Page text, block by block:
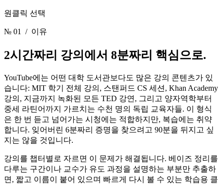
원클릭 선택
№ 01 / 이유
2시간짜리 강의에서 8분짜리 핵심으로.
YouTube에는 어떤 대학 도서관보다도 많은 강의 콘텐츠가 있
습니다: MIT 학기 전체 강의, 스탠퍼드 CS 세션, Khan Academy
강의, 지금까지 녹화된 모든 TED 강연, 그리고 양자역학부터
중세 라틴어까지 가르치는 수천 명의 독립 교육자들. 이 형식
은 한 번 듣고 넘어가는 시청에는 적합하지만, 복습에는 취약
합니다. 잊어버린 6분짜리 증명을 찾으려고 90분을 뒤지고 싶
지는 않을 것입니다.
강의를 챕터별로 자르면 이 문제가 해결됩니다. 베이즈 정리를
다루는 구간이나 교수가 유도 과정을 설명하는 부분만 추출하
면, 짧고 이름이 붙어 있으며 빠르게 다시 볼 수 있는 학습용 클